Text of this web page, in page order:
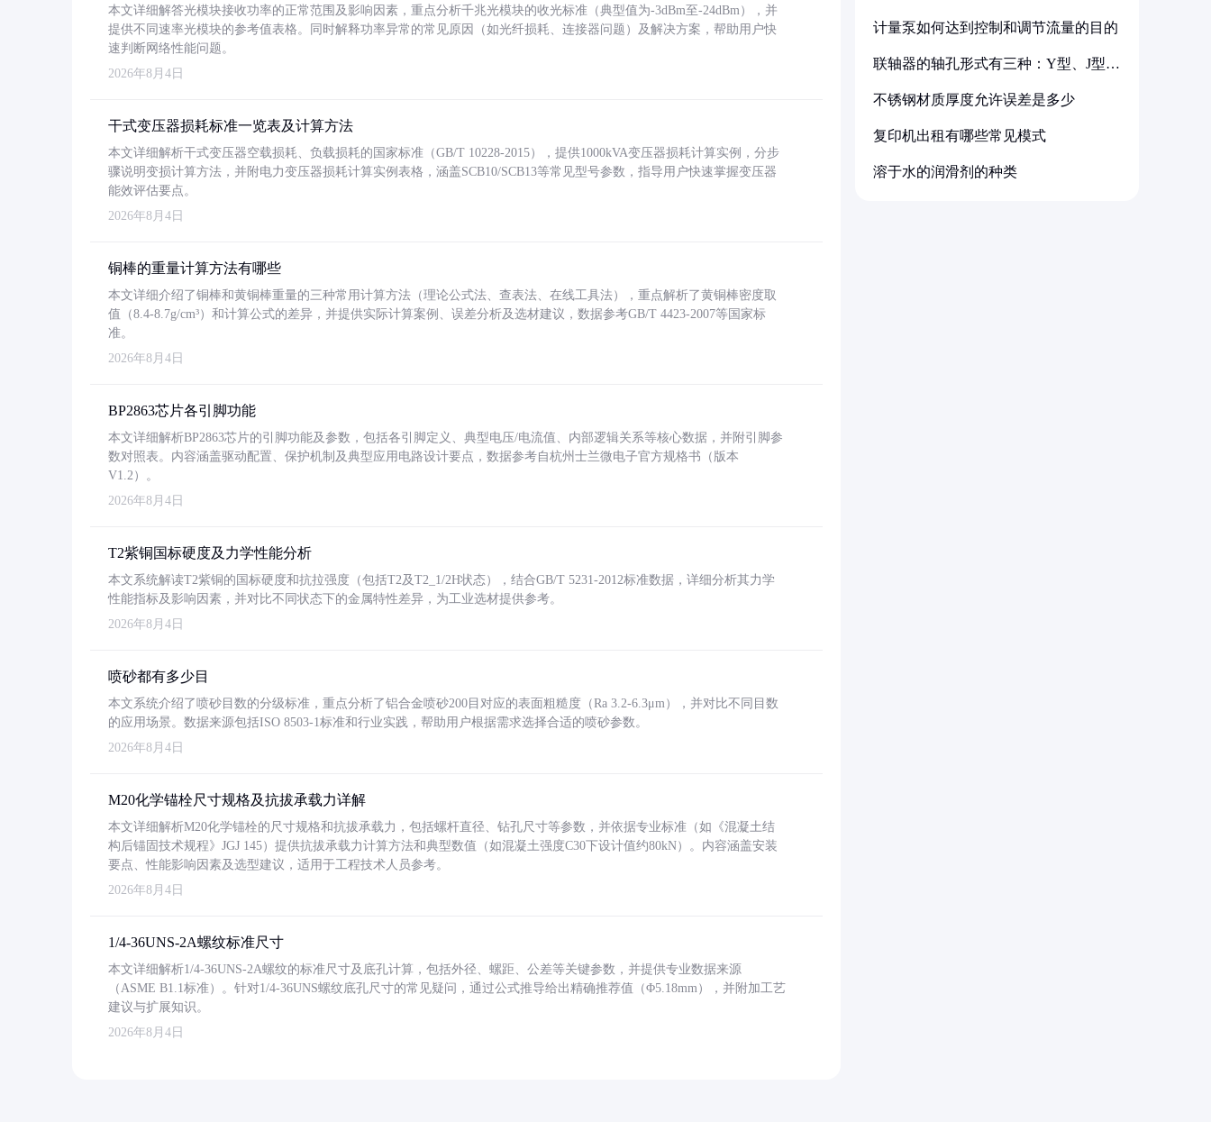
本文详细解答光模块接收功率的正常范围及影响因素，重点分析千兆光模块的收光标准（典型值为-3dBm至-24dBm），并
提供不同速率光模块的参考值表格。同时解释功率异常的常见原因（如光纤损耗、连接器问题）及解决方案，帮助用户快
速判断网络性能问题。
2026年8月4日
干式变压器损耗标准一览表及计算方法
本文详细解析干式变压器空载损耗、负载损耗的国家标准（GB/T 10228-2015），提供1000kVA变压器损耗计算实例，分步
骤说明变损计算方法，并附电力变压器损耗计算实例表格，涵盖SCB10/SCB13等常见型号参数，指导用户快速掌握变压器
能效评估要点。
2026年8月4日
铜棒的重量计算方法有哪些
本文详细介绍了铜棒和黄铜棒重量的三种常用计算方法（理论公式法、查表法、在线工具法），重点解析了黄铜棒密度取
值（8.4-8.7g/cm³）和计算公式的差异，并提供实际计算案例、误差分析及选材建议，数据参考GB/T 4423-2007等国家标
准。
2026年8月4日
BP2863芯片各引脚功能
本文详细解析BP2863芯片的引脚功能及参数，包括各引脚定义、典型电压/电流值、内部逻辑关系等核心数据，并附引脚参
数对照表。内容涵盖驱动配置、保护机制及典型应用电路设计要点，数据参考自杭州士兰微电子官方规格书（版本
V1.2）。
2026年8月4日
T2紫铜国标硬度及力学性能分析
本文系统解读T2紫铜的国标硬度和抗拉强度（包括T2及T2_1/2H状态），结合GB/T 5231-2012标准数据，详细分析其力学
性能指标及影响因素，并对比不同状态下的金属特性差异，为工业选材提供参考。
2026年8月4日
喷砂都有多少目
本文系统介绍了喷砂目数的分级标准，重点分析了铝合金喷砂200目对应的表面粗糙度（Ra 3.2-6.3μm），并对比不同目数
的应用场景。数据来源包括ISO 8503-1标准和行业实践，帮助用户根据需求选择合适的喷砂参数。
2026年8月4日
M20化学锚栓尺寸规格及抗拔承载力详解
本文详细解析M20化学锚栓的尺寸规格和抗拔承载力，包括螺杆直径、钻孔尺寸等参数，并依据专业标准（如《混凝土结
构后锚固技术规程》JGJ 145）提供抗拔承载力计算方法和典型数值（如混凝土强度C30下设计值约80kN）。内容涵盖安装
要点、性能影响因素及选型建议，适用于工程技术人员参考。
2026年8月4日
1/4-36UNS-2A螺纹标准尺寸
本文详细解析1/4-36UNS-2A螺纹的标准尺寸及底孔计算，包括外径、螺距、公差等关键参数，并提供专业数据来源
（ASME B1.1标准）。针对1/4-36UNS螺纹底孔尺寸的常见疑问，通过公式推导给出精确推荐值（Φ5.18mm），并附加工艺
建议与扩展知识。
2026年8月4日
计量泵如何达到控制和调节流量的目的
联轴器的轴孔形式有三种：Y型、J型、
不锈钢材质厚度允许误差是多少
复印机出租有哪些常见模式
溶于水的润滑剂的种类